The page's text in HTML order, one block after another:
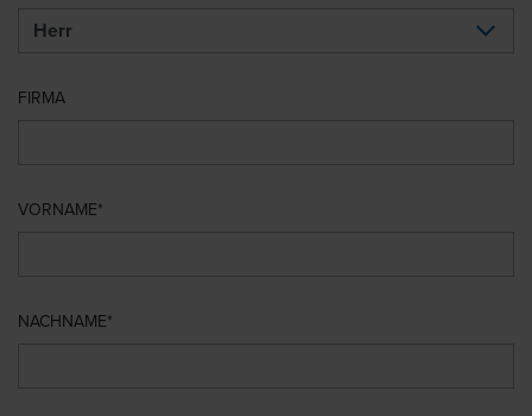
FIRMA
VORNAME
NACHNAME